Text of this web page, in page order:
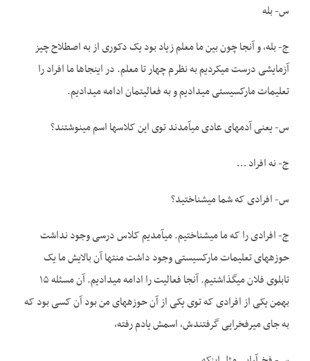
س- بله
ج- بله، و آنجا چون بین ما معلم زیاد بود یک دکوری از به اصطلاح چیز
آزمایشی درست می­کردیم به نظرم چهار تا معلم. در اینجاها ما افراد را
تعلیمات مارکسیستی می­دادیم و به فعالیتمان ادامه می­دادیم.
س- یعنی آدم­های عادی می­آمدند توی این کلاس­ها اسم می­نوشتند؟
ج- نه افراد …
س- افرادی که شما می­شناختید؟
ج- افرادی را که ما می­شناختیم. می­آمدیم کلاس درسی وجود نداشت
حوزه­های تعلیمات مارکسیستی وجود داشت منتها آن بالایش ما یک
تابلوی فلان می­گذاشتیم. آنجا فعالیت را ادامه می­دادیم. آن مسئله ۱۵
بهمن یکی از افرادی که توی یکی از آن حوزه­های من بود آن کسی بود که
به جای میرفخرایی گرفتندش، اسمش یادم رفته،